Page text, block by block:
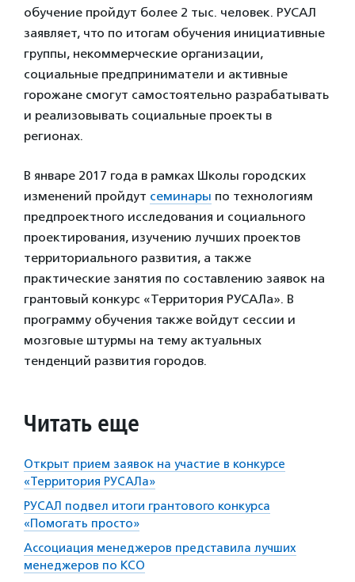
обучение пройдут более 2 тыс. человек. РУСАЛ
заявляет, что по итогам обучения инициативные
группы, некоммерческие организации,
социальные предприниматели и активные
горожане смогут самостоятельно разрабатывать
и реализовывать социальные проекты в
регионах.
В январе 2017 года в рамках Школы городских
изменений пройдут семинары по технологиям
предпроектного исследования и социального
проектирования, изучению лучших проектов
территориального развития, а также
практические занятия по составлению заявок на
грантовый конкурс «Территория РУСАЛа». В
программу обучения также войдут сессии и
мозговые штурмы на тему актуальных
тенденций развития городов.
Читать еще
Открыт прием заявок на участие в конкурсе
«Территория РУСАЛа»
РУСАЛ подвел итоги грантового конкурса
«Помогать просто»
Ассоциация менеджеров представила лучших
менеджеров по КСО